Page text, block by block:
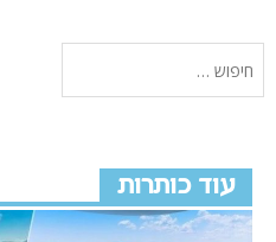
עוד כותרות